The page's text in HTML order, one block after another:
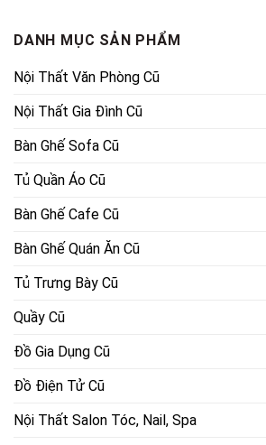
DANH MỤC SẢN PHẨM
Nội Thất Văn Phòng Cũ
Nội Thất Gia Đình Cũ
Bàn Ghế Sofa Cũ
Tủ Quần Áo Cũ
Bàn Ghế Cafe Cũ
Bàn Ghế Quán Ăn Cũ
Tủ Trưng Bày Cũ
Quầy Cũ
Đồ Gia Dụng Cũ
Đồ Điện Tử Cũ
Nội Thất Salon Tóc, Nail, Spa